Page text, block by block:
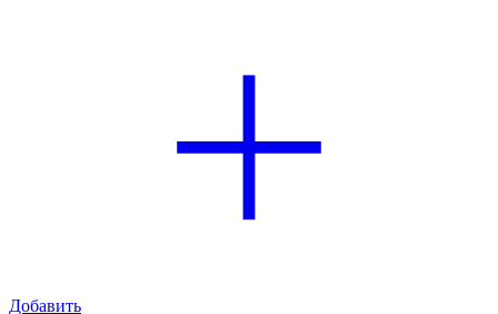
Добавить